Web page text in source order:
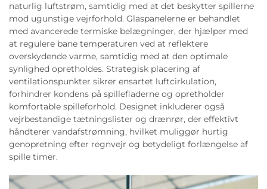
naturlig luftstrøm, samtidig med at det beskytter spillerne
mod ugunstige vejrforhold. Glaspanelerne er behandlet
med avancerede termiske belægninger, der hjælper med
at regulere bane temperaturen ved at reflektere
overskydende varme, samtidig med at den optimale
synlighed opretholdes. Strategisk placering af
ventilationspunkter sikrer ensartet luftcirkulation,
forhindrer kondens på spillefladerne og opretholder
komfortable spilleforhold. Designet inkluderer også
vejrbestandige tætningslister og drænrør, der effektivt
håndterer vandafstrømning, hvilket muliggør hurtig
genopretning efter regnvejr og betydeligt forlængelse af
spille timer.